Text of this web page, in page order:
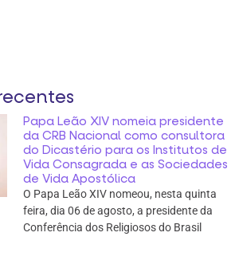
Papa Leão XIV nomeia presidente
da CRB Nacional como consultora
do Dicastério para os Institutos de
Vida Consagrada e as Sociedades
de Vida Apostólica
O Papa Leão XIV nomeou, nesta quinta
feira, dia 06 de agosto, a presidente da
Conferência dos Religiosos do Brasil